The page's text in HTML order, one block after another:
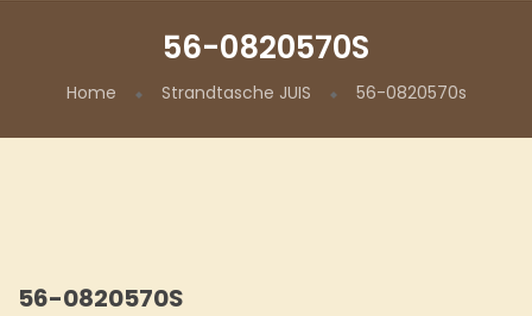
56-0820570S
Home Strandtasche JUIS 56-0820570s
56-0820570S